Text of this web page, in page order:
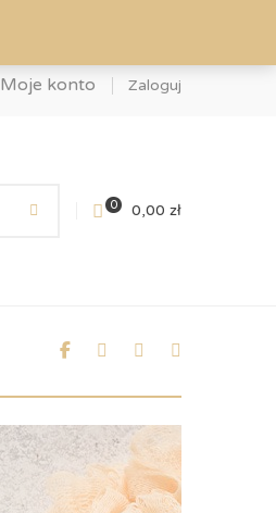
Moje konto Zaloguj
0 0,00 zł